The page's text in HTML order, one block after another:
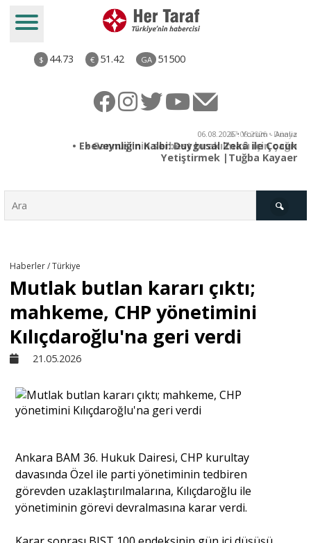
$ 44.73 € 51.42 GA 51500
06.08.2026 • Yorum - Analiz
• Ebeveynliğin Kalbi: Duygusal Zekâ ile Çocuk
Yetiştirmek |Tuğba Kayaer
Derkenar
Sivil Toplum
Kültür - Sanat
Dünya
Haberler / Türkiye
Mutlak butlan kararı çıktı;
mahkeme, CHP yönetimini
Kılıçdaroğlu'na geri verdi
21.05.2026
Ankara BAM 36. Hukuk Dairesi, CHP kurultay
davasında Özel ile parti yönetiminin tedbiren
görevden uzaklaştırılmalarına, Kılıçdaroğlu ile
yönetiminin görevi devralmasına karar verdi.